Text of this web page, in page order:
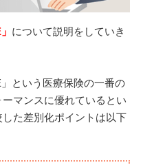
について説明をしていき
という医療保険の一番の
マンスに優れている とい
た差別化ポイントは以下